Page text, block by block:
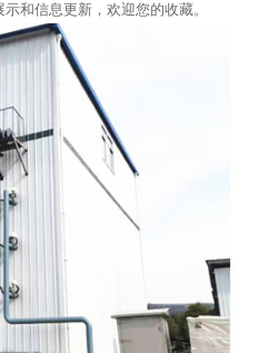
和信息更新，欢迎您的收藏。